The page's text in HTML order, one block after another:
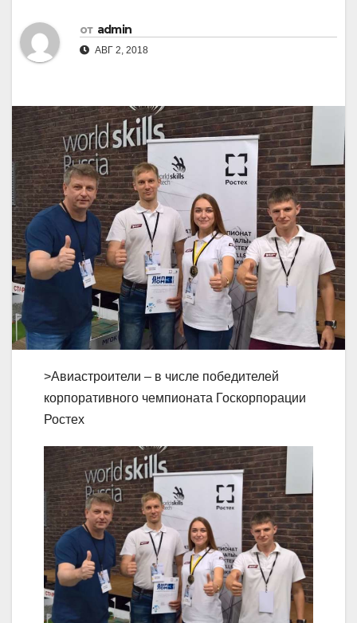
от admin
АВГ 2, 2018
>Авиастроители – в числе победителей
корпоративного чемпионата Госкорпорации
Ростех